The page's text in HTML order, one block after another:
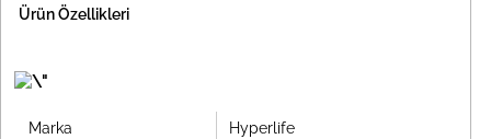
Ürün Özellikleri
Marka Hyperlife